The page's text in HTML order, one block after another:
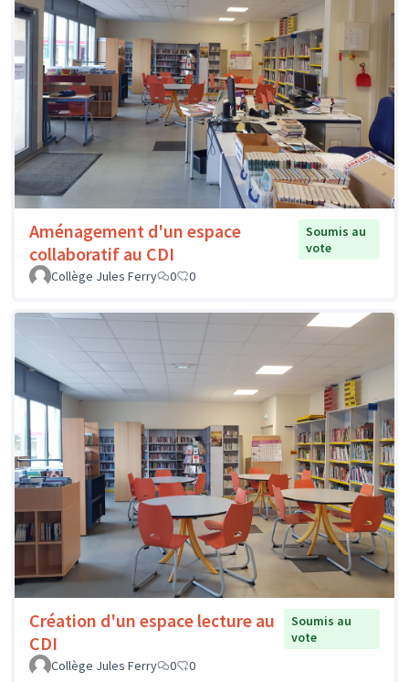
Aménagement d'un espace
collaboratif au CDI
Soumis au
vote
Collège Jules Ferry
0 0
Création d'un espace lecture au
CDI
Soumis au
vote
Collège Jules Ferry
0 0